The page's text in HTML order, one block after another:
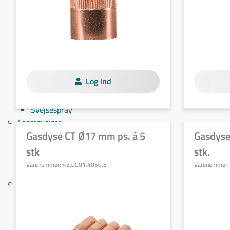
Wolframslibere
Wolframsliber - maskiner
Wolframsliber - tilbehør
Svejsespray
Lasersvejser
Håndholdte maskiner
Sliddele
Sikkerhed
Lasersvejsekabine
Log ind
Gasdyse CT Ø17 mm ps. á 5
stk
Varenummer: 42,0001,4050,5
stk.